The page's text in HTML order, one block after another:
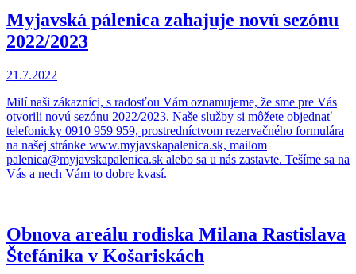
Myjavská pálenica zahajuje novú sezónu
2022/2023
21.7.2022
Milí naši zákazníci, s radosťou Vám oznamujeme, že sme pre Vás
otvorili novú sezónu 2022/2023. Naše služby si môžete objednať
telefonicky 0910 959 959, prostredníctvom rezervačného formulára
na našej stránke www.myjavskapalenica.sk, mailom
palenica@myjavskapalenica.sk alebo sa u nás zastavte. Tešíme sa na
Vás a nech Vám to dobre kvasí.
Obnova areálu rodiska Milana Rastislava
Štefánika v Košariskách